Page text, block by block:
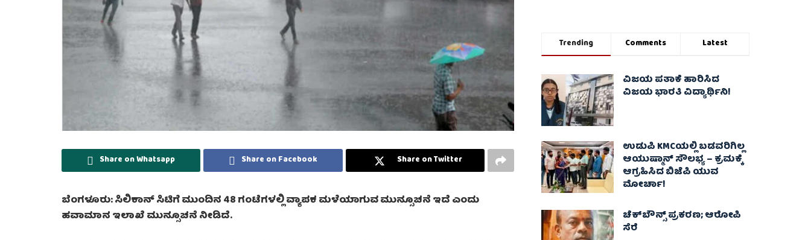
Share on Whatsapp Share on Facebook Share on Twitter
ಬೆಂಗಳೂರು: ಸಿಲಿಕಾನ್ ಸಿಟಿಗೆ ಮುಂದಿನ 48 ಗಂಟೆಗಳಲ್ಲಿ ವ್ಯಾಪಕ ಮಳೆಯಾಗುವ ಮುನ್ಸೂಚನೆ ಇದೆ ಎಂದು
ಹವಾಮಾನ ಇಲಾಖೆ ಮುನ್ಸೂಚನೆ ನೀಡಿದೆ.
Trending Comments Latest
ವಿಜಯ ಪತಾಕೆ ಹಾರಿಸಿದ
ವಿಜಯ ಭಾರತಿ ವಿದ್ಯಾರ್ಥಿನಿ!
ಉಡುಪಿ KMCಯಲ್ಲಿ ಬಡವರಿಗಿಲ್ಲ
ಆಯುಷ್ಮಾನ್ ಸೌಲಭ್ಯ – ಕ್ರಮಕ್ಕೆ
ಆಗ್ರಹಿಸಿದ ಬಿಜೆಪಿ ಯುವ
ಮೋರ್ಚಾ!
ಚೆಕ್​ಬೌನ್ಸ್​ ಪ್ರಕರಣ; ಆರೋಪಿ
ಸೆರೆ